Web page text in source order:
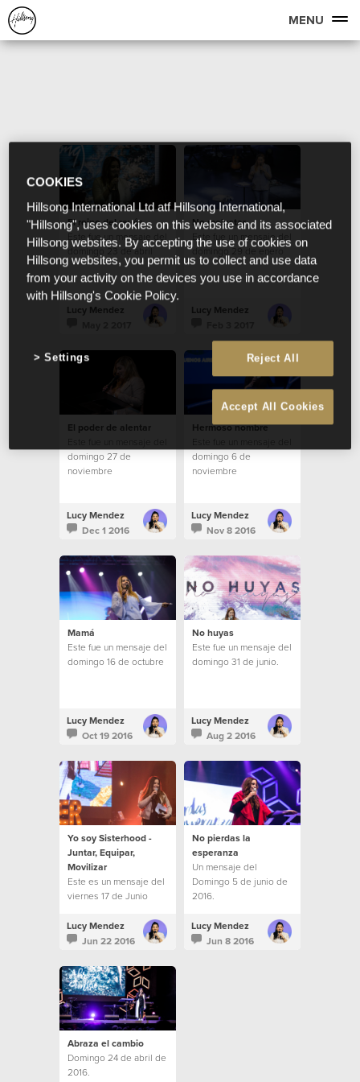
MENU
El reino del revés
Este fue un mensaje del
domingo 23 de abril
Lucy Mendez
No molestar
Este fue un mensaje del
domingo 29 de enero
Lucy Mendez
El poder de alentar
domingo 27 de
noviembre
Lucy Mendez
Dec 1 2016
Hermoso nombre
domingo 6 de
noviembre
Lucy Mendez
Nov 8 2016
Mamá
Este fue un mensaje del
domingo 16 de octubre
Lucy Mendez
Oct 19 2016
No huyas
Este fue un mensaje del
domingo 31 de junio.
Lucy Mendez
Aug 2 2016
Yo soy Sisterhood -
Juntar, Equipar,
Movilizar
Este es un mensaje del
viernes 17 de Junio
Lucy Mendez
Jun 22 2016
No pierdas la
esperanza
Un mensaje del
Domingo 5 de junio de
2016.
Lucy Mendez
Jun 8 2016
Abraza el cambio
Domingo 24 de abril de
2016.
COOKIES
Hillsong International Ltd atf Hillsong International,
"Hillsong", uses cookies on this website and its associated
Hillsong websites. By accepting the use of cookies on
Hillsong websites, you permit us to collect and use data
from your activity on the devices you use in accordance
with Hillsong's Cookie Policy.
Reject All
Accept All Cookies
Settings